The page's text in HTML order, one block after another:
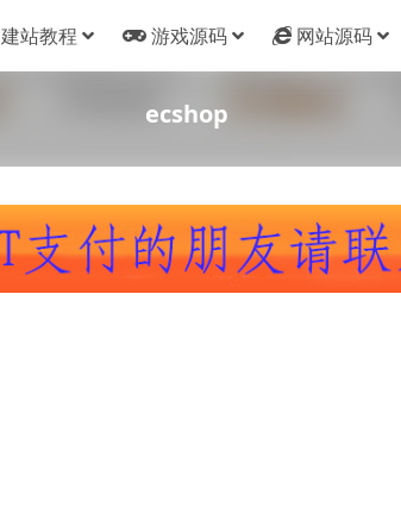
建站教程 游戏源码 网站源码
ecshop